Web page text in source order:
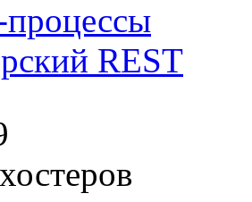
процессы
REST